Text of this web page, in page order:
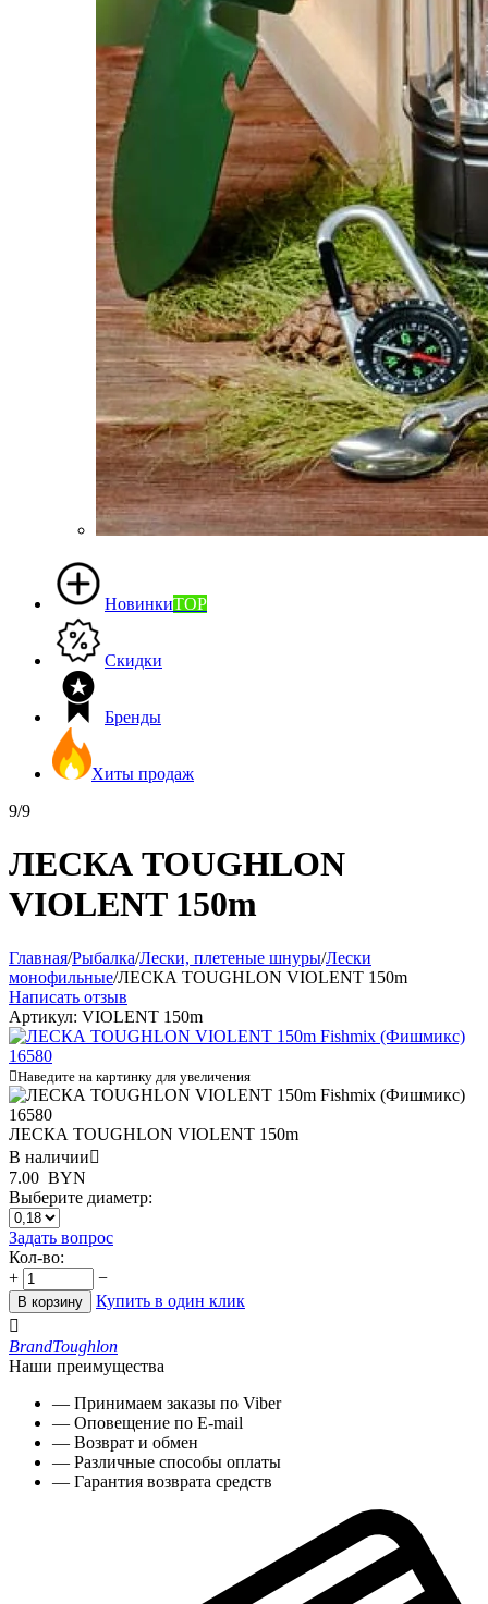
НовинкиTOP
Скидки
Бренды
Хиты продаж
9/9
ЛЕСКА TOUGHLON
VIOLENT 150m
Главная/Рыбалка/Лески, плетеные шнуры/Лески
монофильные/ЛЕСКА TOUGHLON VIOLENT 150m
Написать отзыв
Артикул: VIOLENT 150m
Наведите на картинку для увеличения
ЛЕСКА TOUGHLON VIOLENT 150m
В наличии
7.00 BYN
Выберите диаметр:
Задать вопрос
Кол-во:
+
−
В корзину
Купить в один клик

BrandToughlon
Наши преимущества
— Принимаем заказы по Viber
— Оповещение по E-mail
— Возврат и обмен
— Различные способы оплаты
— Гарантия возврата средств